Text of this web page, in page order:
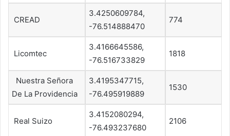
CREAD
3.4250609784,
-76.514888470
774
Licomtec
3.4166645586,
-76.516733829
1818
Nuestra Señora
De La Providencia
3.4195347715,
-76.495919889
1530
Real Suizo
3.4152080294,
-76.493237680
2106